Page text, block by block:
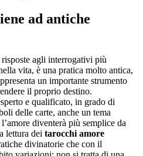
ad antiche
agli interrogativi più
vita, è una pratica molto antica,
un importante strumento
il proprio destino.
e qualificato, in grado di
delle carte, anche un tema
diventerà più semplice da
lettura dei tarocchi amore
divinatorie che con il